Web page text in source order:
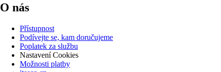
O nás
Přístupnost
Podívejte se, kam doručujeme
Poplatek za službu
Nastavení Cookies
Možnosti platby